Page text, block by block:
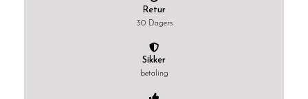
Retur
30 Dagers
Sikker
betaling